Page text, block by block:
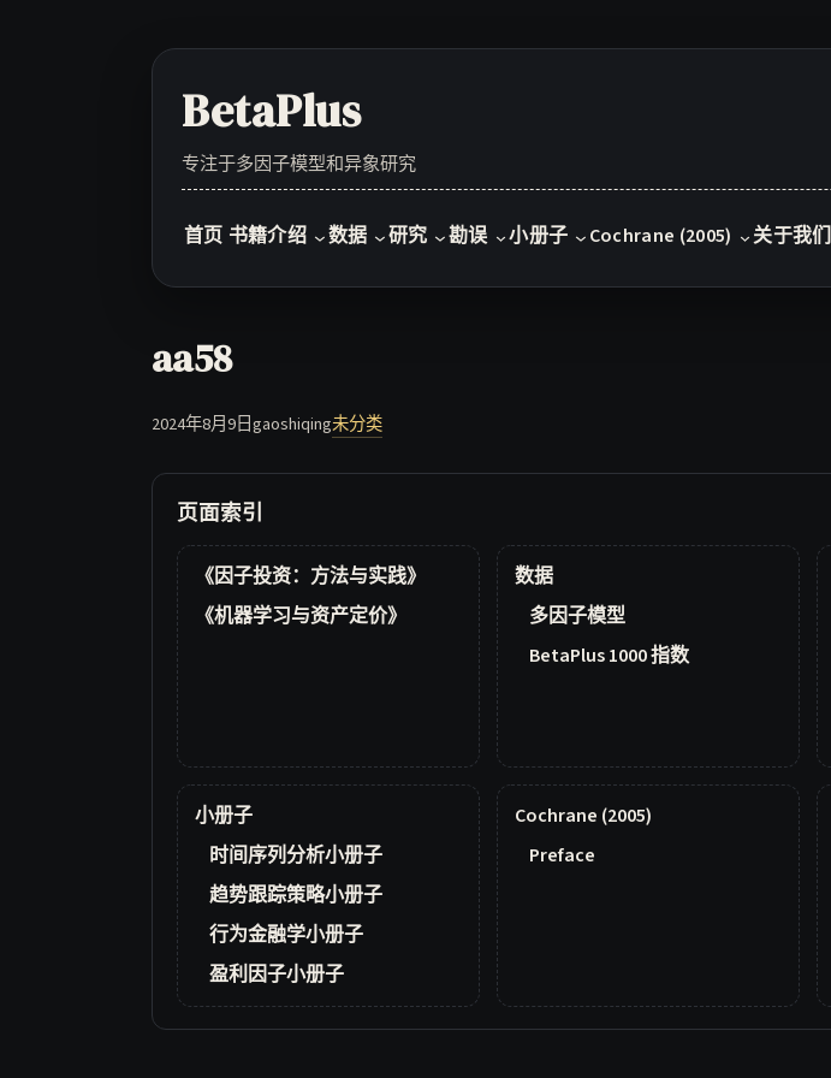
BetaPlus
专注于多因子模型和异象研究
首页 书籍介绍 数据 研究 勘误 小册子 Cochrane (2005) 关于我们
aa58
2024年8月9日gaoshiqing未分类
页面索引
《因子投资：方法与实践》
《机器学习与资产定价》
数据
多因子模型
BetaPlus 1000 指数
小册子
时间序列分析小册子
趋势跟踪策略小册子
行为金融学小册子
盈利因子小册子
Cochrane (2005)
Preface